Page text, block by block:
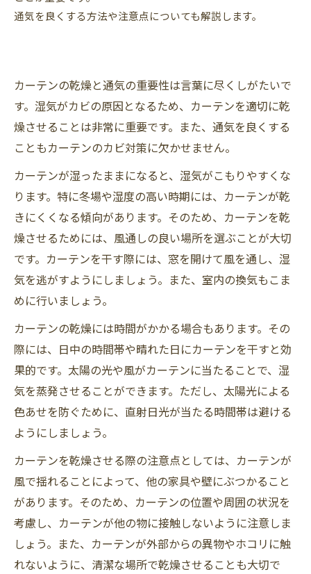
通気を良くする方法や注意点についても解説します。
カーテンの乾燥と通気の重要性は言葉に尽くしがたいで
す。湿気がカビの原因となるため、カーテンを適切に乾
燥させることは非常に重要です。また、通気を良くする
こともカーテンのカビ対策に欠かせません。
カーテンが湿ったままになると、湿気がこもりやすくな
ります。特に冬場や湿度の高い時期には、カーテンが乾
きにくくなる傾向があります。そのため、カーテンを乾
燥させるためには、風通しの良い場所を選ぶことが大切
です。カーテンを干す際には、窓を開けて風を通し、湿
気を逃がすようにしましょう。また、室内の換気もこま
めに行いましょう。
カーテンの乾燥には時間がかかる場合もあります。その
際には、日中の時間帯や晴れた日にカーテンを干すと効
果的です。太陽の光や風がカーテンに当たることで、湿
気を蒸発させることができます。ただし、太陽光による
色あせを防ぐために、直射日光が当たる時間帯は避ける
ようにしましょう。
カーテンを乾燥させる際の注意点としては、カーテンが
風で揺れることによって、他の家具や壁にぶつかること
があります。そのため、カーテンの位置や周囲の状況を
考慮し、カーテンが他の物に接触しないように注意しま
しょう。また、カーテンが外部からの異物やホコリに触
れないように、清潔な場所で乾燥させることも大切で